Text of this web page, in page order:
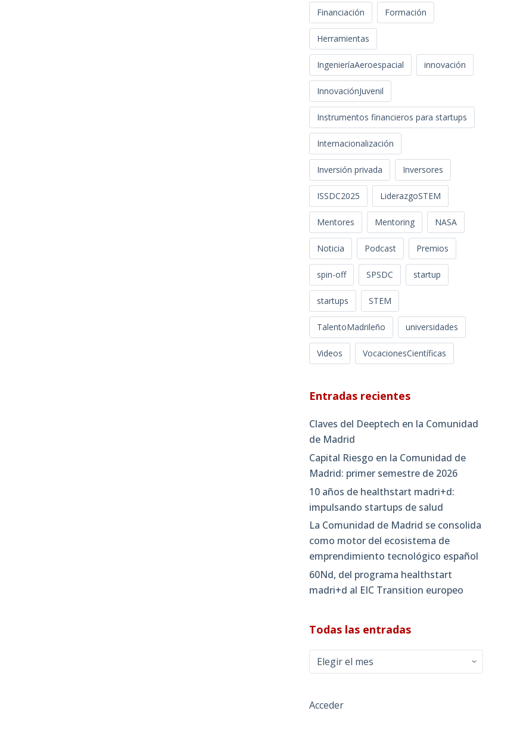
Financiación Formación
Herramientas
IngenieríaAeroespacial innovación
InnovaciónJuvenil
Instrumentos financieros para startups
Internacionalización
Inversión privada Inversores
ISSDC2025 LiderazgoSTEM
Mentores Mentoring NASA
Noticia Podcast Premios
spin-off SPSDC startup
startups STEM
TalentoMadrileño universidades
Videos VocacionesCientíficas
Entradas recientes
Claves del Deeptech en la Comunidad
de Madrid
Capital Riesgo en la Comunidad de
Madrid: primer semestre de 2026
10 años de healthstart madri+d:
impulsando startups de salud
La Comunidad de Madrid se consolida
como motor del ecosistema de
emprendimiento tecnológico español
60Nd, del programa healthstart
madri+d al EIC Transition europeo
Todas las entradas
Todas
las
Acceder